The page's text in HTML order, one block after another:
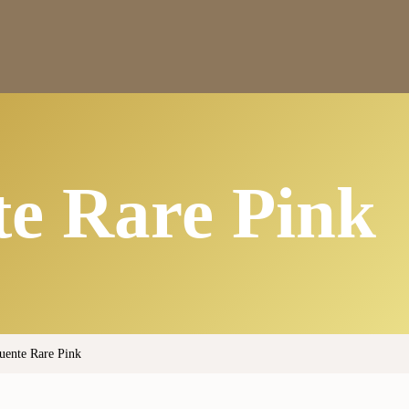
Rare Pink
Rare Pink